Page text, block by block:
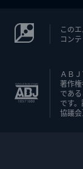
この
コン
ＡＢ
著作
であ
です
協議会